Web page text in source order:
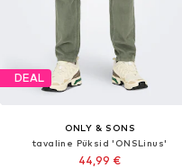
DEAL
ONLY & SONS
tavaline Püksid 'ONSLinus'
44,99 €